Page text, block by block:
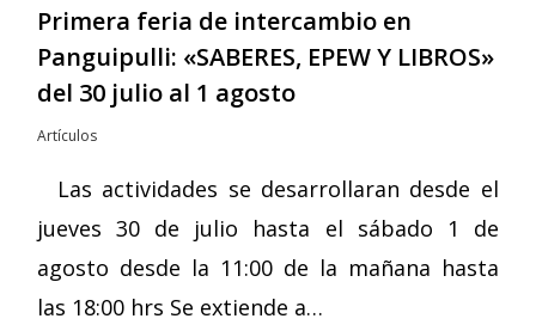
Primera feria de intercambio en
Panguipulli: «SABERES, EPEW Y LIBROS»
del 30 julio al 1 agosto
Artículos
Las actividades se desarrollaran desde el
jueves 30 de julio hasta el sábado 1 de
agosto desde la 11:00 de la mañana hasta
las 18:00 hrs Se extiende a…